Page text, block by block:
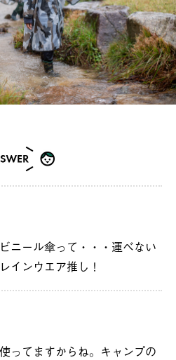
ニール傘って・・・運べない
インウエア推し！
ってますからね。キャンプの